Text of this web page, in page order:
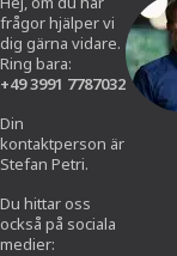
frågor hjälper vi
dig gärna vidare.
Ring bara:
+49 3991 7787032
Din
kontaktperson är
Stefan Petri.
Du hittar oss
också på sociala
medier: